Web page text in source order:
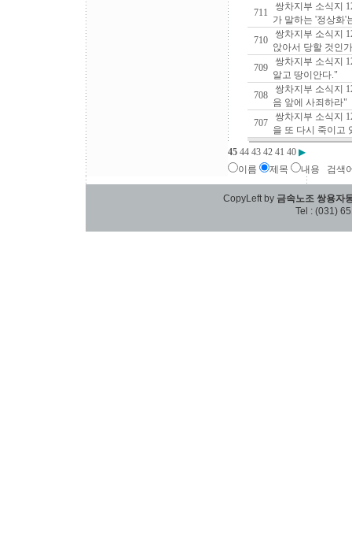
711
쌍차지부 소식지
가 말하는 '정상화'
710
쌍차지부 소식지
앉아서 당할 것인
709
쌍차지부 소식지
알고 땅이안다."
708
쌍차지부 소식지
음 앞에 사죄하라"
707
쌍차지부 소식지
을 또 다시 죽이고
45 44 43 42 41 40 ▶
이름
제목 내용 검색
CopyLeft by 금속노조 쌍용자
Tel : (031)